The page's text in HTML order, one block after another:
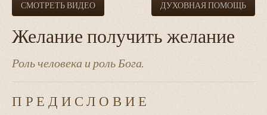
содержанию
СМОТРЕТЬ ВИДЕО ДУХОВНАЯ ПОМОЩЬ
Желание получить желание
Роль человека и роль Бога.
ПРЕДИСЛОВИЕ